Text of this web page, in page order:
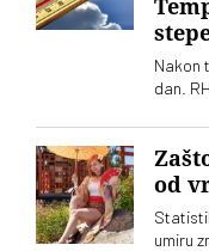
Nakon
dan.
od
umiru